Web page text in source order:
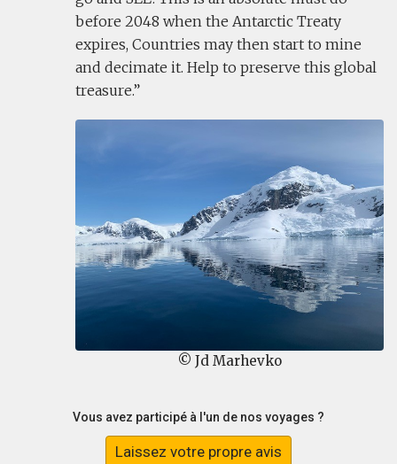
before 2048 when the Antarctic Treaty
expires, Countries may then start to mine
and decimate it. Help to preserve this global
treasure.
© Jd Marhevko
Vous avez participé à l'un de nos voyages ?
Laissez votre propre avis